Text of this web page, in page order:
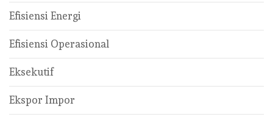
Efisiensi Energi
Efisiensi Operasional
Eksekutif
Ekspor Impor